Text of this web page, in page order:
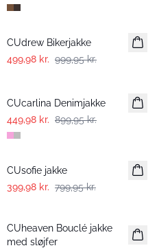
-50%
CUdrew Bikerjakke
499,98 kr. 999,95 kr.
CUcarlina Denimjakke
449,98 kr. 899,95 kr.
-50%
CUsofie jakke
399,98 kr. 799,95 kr.
CUheaven Bouclé jakke
med sløjfer